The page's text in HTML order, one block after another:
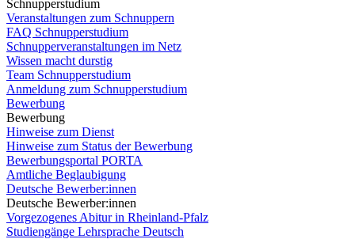
Schnupperstudium
Veranstaltungen zum Schnuppern
FAQ Schnupperstudium
Schnupperveranstaltungen im Netz
Wissen macht durstig
Team Schnupperstudium
Anmeldung zum Schnupperstudium
Bewerbung
Bewerbung
Hinweise zum Dienst
Hinweise zum Status der Bewerbung
Bewerbungsportal PORTA
Amtliche Beglaubigung
Deutsche Bewerber:innen
Deutsche Bewerber:innen
Vorgezogenes Abitur in Rheinland-Pfalz
Studiengänge Lehrsprache Deutsch